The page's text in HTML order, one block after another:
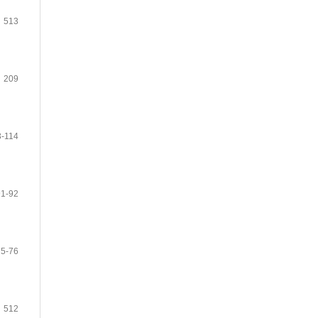
513
209
114
92
76
512